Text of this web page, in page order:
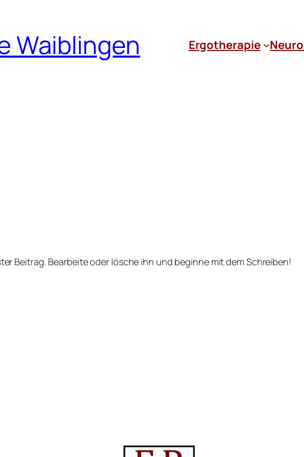
Waiblingen Ergotherapie
Beitrag. Bearbeite oder lösche ihn und beginne mit dem Schreiben!